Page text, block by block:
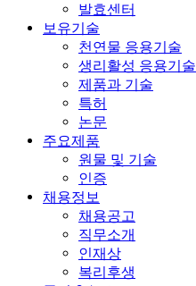
발효센터
보유기술
천연물 응용기술
생리활성 응용기술
제품과 기술
특허
논문
주요제품
원물 및 기술
인증
채용정보
채용공고
직무소개
인재상
복리후생